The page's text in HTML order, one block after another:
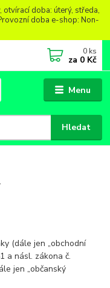
otvírací doba: úterý, středa,
doba e-shop: Non-
Menu
Hledat
0 ks
za 0 Kč
(dále jen „obchodní
a násl. zákona č.
jen „občanský